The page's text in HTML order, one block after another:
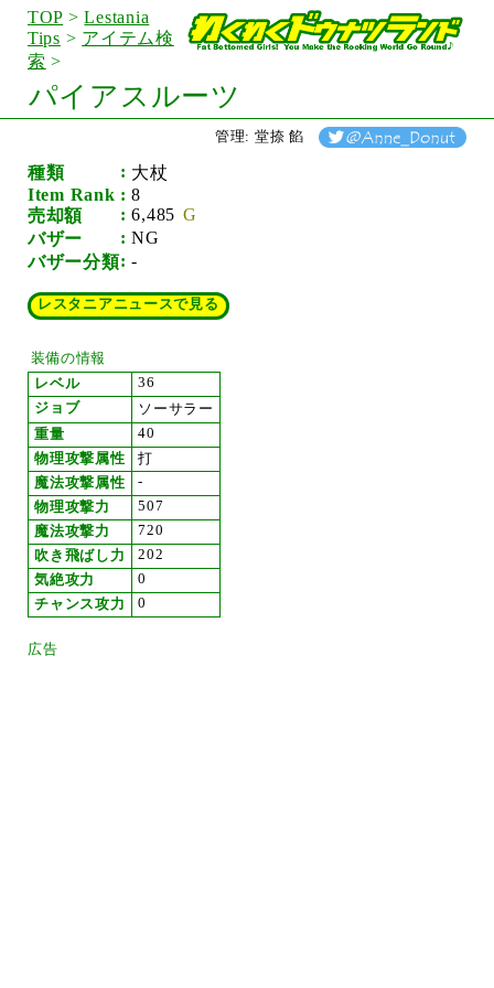
TOP >Lestania
Tips > アイテム検
索 >
パイアスルーツ
管理: 堂捺 餡
種類
大杖
Item Rank
8
売却額
6,485
バザー
NG
バザー分類
-
レスタニアニュースで見る
装備の情報
レベル
36
ジョブ
ソーサラー
重量
40
物理攻撃属性
打
魔法攻撃属性
-
物理攻撃力
507
魔法攻撃力
720
吹き飛ばし力
202
気絶攻力
0
チャンス攻力
0